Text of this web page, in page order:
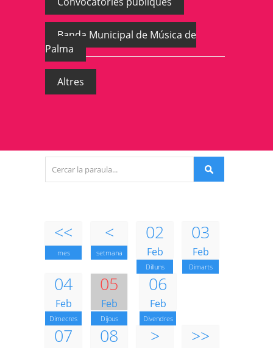
Banda Municipal de Música de
Palma
Altres
<<
mes
<
setmana
02
Feb
Dilluns
03
Feb
Dimarts
04
Feb
Dimecres
05
Feb
Dijous
06
Feb
Divendres
07 08 > >>